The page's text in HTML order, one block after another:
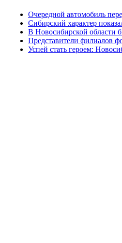
Очередной автомобиль
Сибирский характер
В Новосибирской области
Представители филиалов
Успей стать героем: